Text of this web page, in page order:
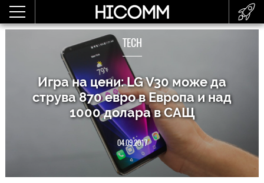
TECH
Игра на цени: LG V30 може да
струва 870 евро в Европа и над
1000 долара в САЩ
04.09.2017